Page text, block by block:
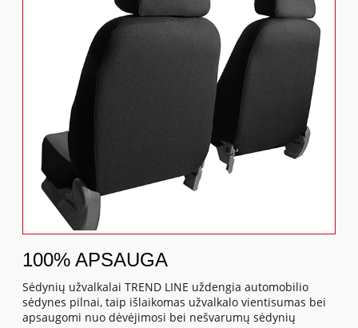
100% APSAUGA
Sėdynių užvalkalai TREND LINE uždengia automobilio
sėdynes pilnai, taip išlaikomas užvalkalo vientisumas bei
apsaugomi nuo dėvėjimosi bei nešvarumų sėdynių